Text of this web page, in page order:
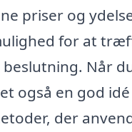
priser og
for at
Når
også en god
der